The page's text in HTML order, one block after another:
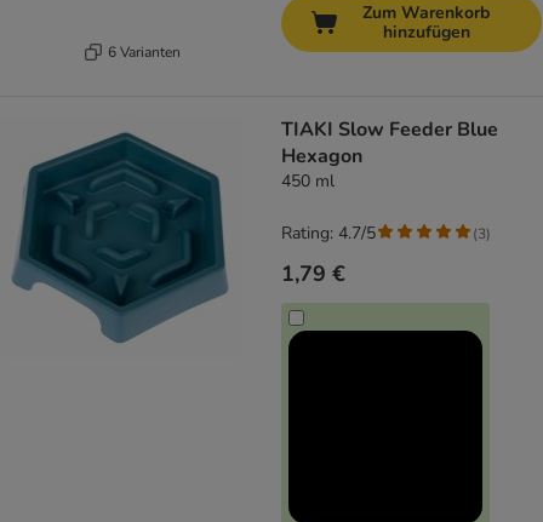
6 Varianten
Zum Warenkorb
hinzufügen
TIAKI Slow Feeder Blue
Hexagon
450 ml
1,79 €
Rating: 4.7/5 (3)